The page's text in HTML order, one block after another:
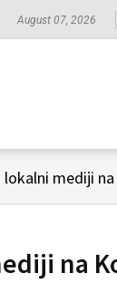
August 07, 2026
lokalni mediji
na